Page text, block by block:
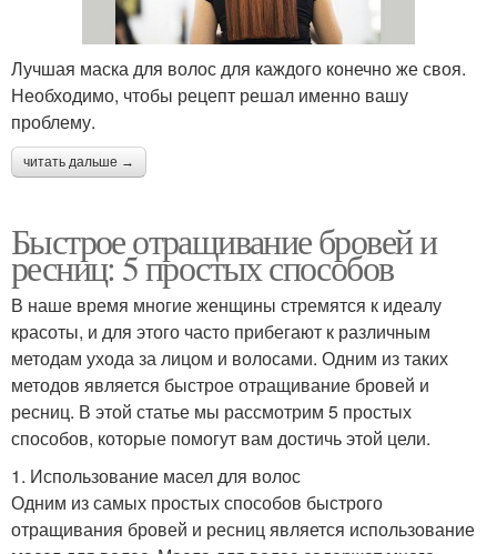
Лучшая маска для волос для каждого конечно же своя.
Необходимо, чтобы рецепт решал именно вашу
проблему.
читать дальше →
Быстрое отращивание бровей и
ресниц: 5 простых способов
В наше время многие женщины стремятся к идеалу
красоты, и для этого часто прибегают к различным
методам ухода за лицом и волосами. Одним из таких
методов является быстрое отращивание бровей и
ресниц. В этой статье мы рассмотрим 5 простых
способов, которые помогут вам достичь этой цели.
1. Использование масел для волос
Одним из самых простых способов быстрого
отращивания бровей и ресниц является использование